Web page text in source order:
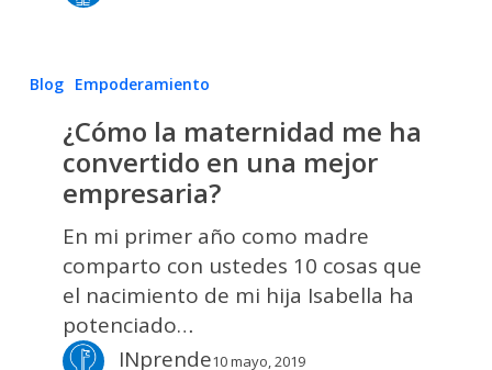
¿Cómo
maternidad
convertido
una
mejor
empresaria?
Blog Empoderamiento
¿Cómo la maternidad me ha
convertido en una mejor
empresaria?
En mi primer año como madre
comparto con ustedes 10 cosas que
el nacimiento de mi hija Isabella ha
potenciado…
INprende10 mayo, 2019